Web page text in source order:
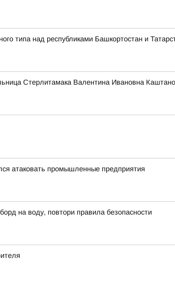
типа над республиками Башкортостан и
Стерлитамака Валентина Ивановна
атаковать промышленные предприятия
на воду, повтори правила безопасности